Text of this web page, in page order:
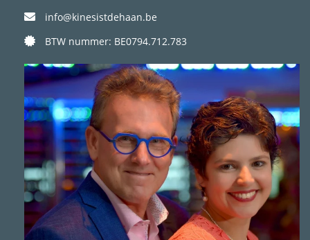
info@kinesistdehaan.be
BTW nummer: BE0794.712.783